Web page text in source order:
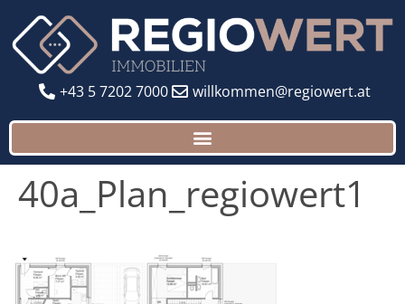
+43 5 7202 7000 willkommen@regiowert.at
40a_Plan_regiowert1